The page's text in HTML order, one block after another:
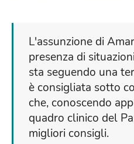
L'assunzione di
presenza di
sta seguendo una
è consigliata sotto
che, conoscendo
quadro clinico del
migliori consigli.